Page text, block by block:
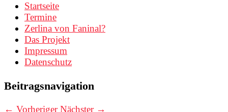
Startseite
Termine
Zerlina von Faninal?
Das Projekt
Impressum
Datenschutz
Beitragsnavigation
← Vorheriger Nächster →